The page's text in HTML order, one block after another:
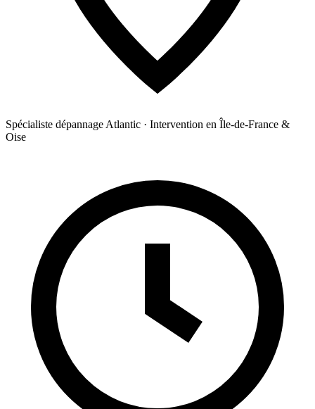
Spécialiste dépannage Atlantic · Intervention en Île-de-France &
Oise